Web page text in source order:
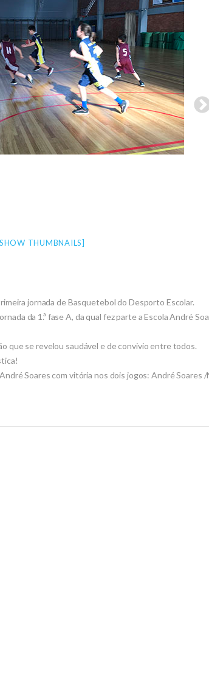
THUMBNAILS]
jornada de Basquetebol do Desporto Escolar.
da 1.ª fase A, da qual fez parte a Escola André
que se revelou saudável e de convivio entre todos.
Soares com vitória nos dois jogos: André Soares